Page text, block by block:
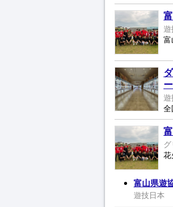
遊
遊
グ
富山県遊
遊技日本